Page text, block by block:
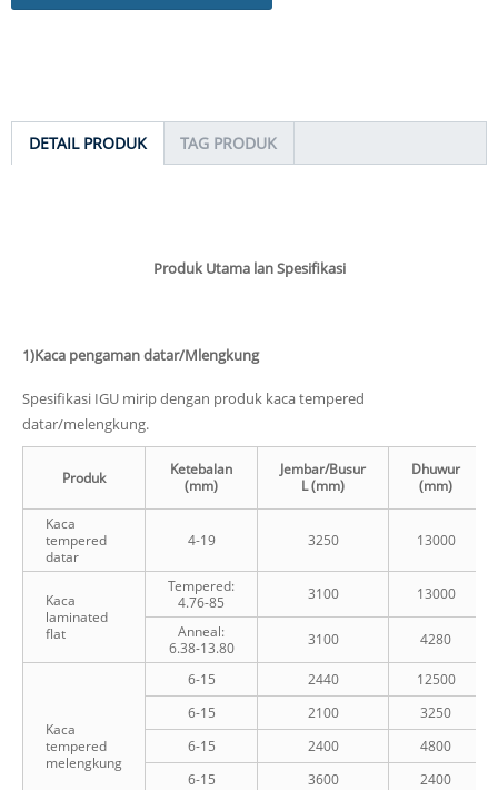
DETAIL PRODUK TAG PRODUK
Produk Utama lan Spesifikasi
1)Kaca pengaman datar/Mlengkung
Spesifikasi IGU mirip dengan produk kaca tempered
datar/melengkung.
Produk
Ketebalan
(mm)
Jembar/Busur
L (mm)
Dhuwur
(mm)
Kaca
tempered
datar
4-19 3250 13000
Kaca
laminated
flat
Tempered:
4.76-85
3100
13000
Anneal:
6.38-13.80
3100 4280
Kaca
tempered
melengkung
6-15 2440
12500
6-15
2100
3250
6-15
2400
4800
6-15
3600
2400